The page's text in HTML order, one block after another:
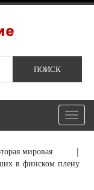
мировая|
в финском плену